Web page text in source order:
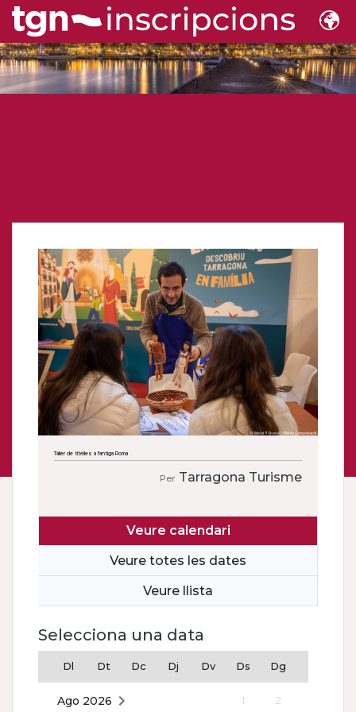
Veure calendari
Veure totes les dates
Veure llista
Selecciona una data
Dl Dt Dc Dj Dv Ds Dg
Ago 2026 1 2
Taller de titelles a l'antiga Roma
Per Tarragona Turisme